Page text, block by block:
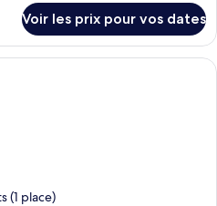
Voir les prix pour vos dates
Une chambre d’hôtel moderne
(1 place)